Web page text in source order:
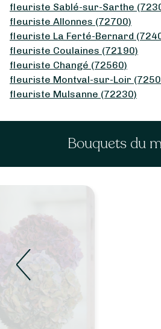
fleuriste Sablé-sur-Sarthe
fleuriste Allonnes (72700)
fleuriste La Ferté-Bernard
fleuriste Coulaines (72190)
fleuriste Changé (72560)
fleuriste Montval-sur-Loir
fleuriste Mulsanne (72230)
Bouquets du